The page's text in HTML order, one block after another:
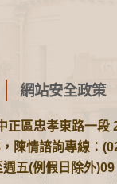
網站安全政策
正區忠孝東路一段
陳情諮詢專線：
五(例假日除外